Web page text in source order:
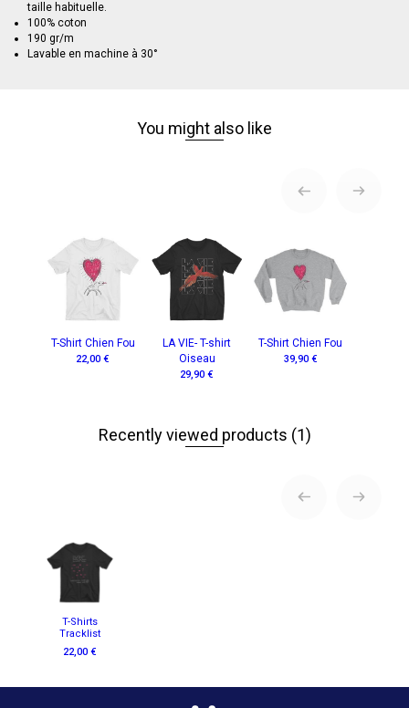
taille habituelle.
100% coton
190 gr/m
Lavable en machine à 30°
You might also like
T-Shirt Chien Fou
22,00 €
LA VIE- T-shirt
Oiseau
29,90 €
T-Shirt Chien Fou
39,90 €
Recently viewed products (1)
T-Shirts
Tracklist
22,00 €